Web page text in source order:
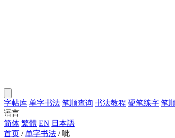
字帖库 单字书法 笔顺查询 书法教程 硬笔练字 笔
语言
简体 繁體 EN 日本語
首页 / 单字书法 / 呲